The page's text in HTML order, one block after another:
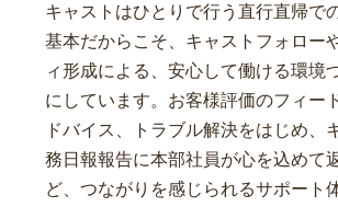
キャストはひとりで行う直行直帰で
基本だからこそ、キャストフォロー
ィ形成による、安心して働ける環境
にしています。お客様評価のフィー
ドバイス、トラブル解決をはじめ、
務日報報告に本部社員が心を込めて
ど、つながりを感じられるサポート